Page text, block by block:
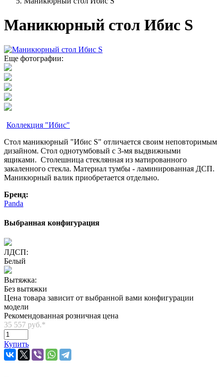
Маникюрный стол Ибис S
Еще фотографии:
Коллекция "Ибис"
Стол маникюрный "Ибис S" отличается своим неповторимым
дизайном. Стол однотумбовый с 3-мя выдвижными
ящиками. Столешница стеклянная из матированного
закаленного стекла. Материал тумбы - ламинированная ДСП.
Маникюрный валик приобретается отдельно.
Бренд:
Panda
Выбранная конфигурация
ЛДСП:
Белый
Вытяжка:
Без вытяжки
Цена товара зависит от выбранной вами конфигурации
модели
Рекомендованная розничная цена
35 557 руб.*
Купить